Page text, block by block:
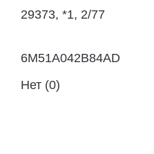
29373, *1, 2/77
6M51A042B84AD
Нет (0)